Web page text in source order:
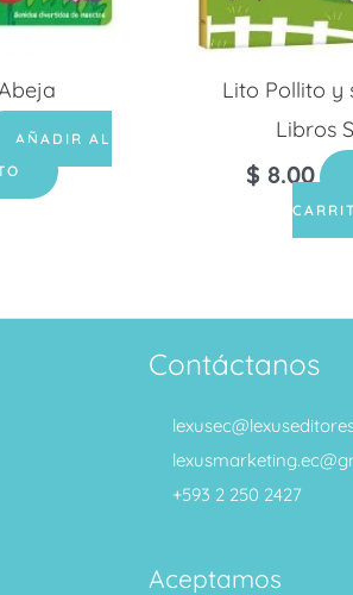
AÑADIR AL
Lito Pollito y
Libros
$ 8.00
Contáctanos
+593 2 250 2427
Aceptamos